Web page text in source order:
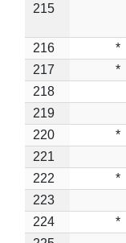
215
216
*
217
*
218
219
220
*
221
222
*
223
224
*